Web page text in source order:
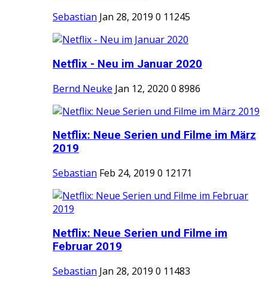
Sebastian Jan 28, 2019 0 11245
Netflix - Neu im Januar 2020
Bernd Neuke Jan 12, 2020 0 8986
Netflix: Neue Serien und Filme im März
2019
Sebastian Feb 24, 2019 0 12171
Netflix: Neue Serien und Filme im
Februar 2019
Sebastian Jan 28, 2019 0 11483